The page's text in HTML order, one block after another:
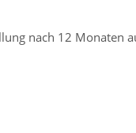
nach 12 Monaten